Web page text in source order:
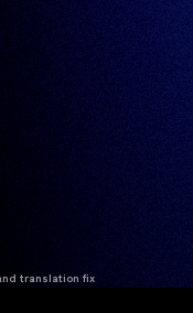
translation fix